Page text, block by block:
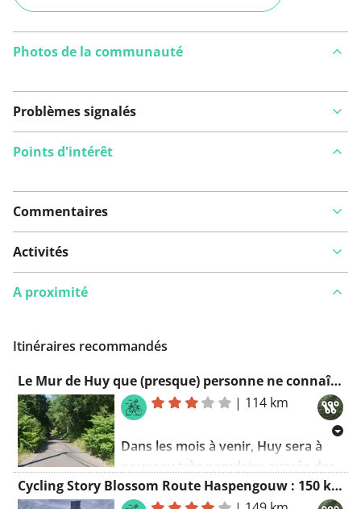
Photos de la communauté
Problèmes signalés
Voir sur la carte
Vous avez remarqué quelque chose sur cet itinéraire ?
Points d'intérêt
Commentaires
Activités
A proximité
Itinéraires recommandés
Le Mur de Huy que (presque) personne ne connaît : un kilomètre et demi d’escalade avec des somme
| 114 km
Dans les mois à venir, Huy sera à
nouveau très populaire auprès des
cyclotouristes. Après tout, de
Cycling Story Blossom Route Haspengouw : 150 km de sinueux avec plus de 1 000 altimètres